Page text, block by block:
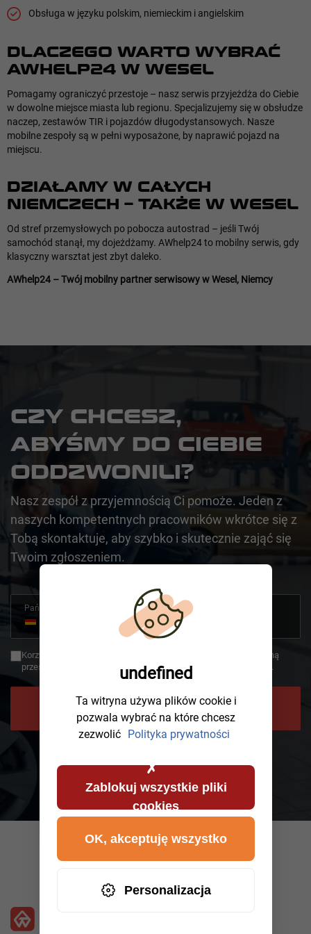
Obsługa w języku polskim, niemieckim i angielskim
DLACZEGO WARTO WYBRAĆ
AWHELP24 W WESEL
Pomagamy ograniczyć przestoje – nasz serwis przyjeżdża do Ciebie
w dowolne miejsce miasta lub regionu. Specjalizujemy się w obsłudze
naczep, zestawów TIR i pojazdów długodystansowych. Nasze
mobilne zespoły są w pełni wyposażone, by naprawić pojazd na
miejscu.
DZIAŁAMY W CAŁYCH
NIEMCZECH – TAKŻE W WESEL
Od stref przemysłowych po pobocza autostrad – jeśli Twój
samochód stanął, my dojeżdżamy. AWhelp24 to mobilny serwis, gdy
klasyczny warsztat jest zbyt daleko.
AWhelp24 – Twój mobilny partner serwisowy w Wesel, Niemcy
CZY CHCESZ,
ABYŚMY DO CIEBIE
ODDZWONILI?
Nasz zespół z przyjemnością Ci pomoże. Jeden z
naszych kompetentnych pracowników wkrótce się z
Tobą skontaktuje, aby szybko i skutecznie zająć się
Twoim zgłoszeniem.
Państwo
Germany
+49
Korzystając z oddzwonienia, zgadzasz się, że Twoje dane zostaną
przesłane do AWHelp i że zapoznałeś się z polityką prywatności.
POPROŚ O ODDZWONIENIE
undefined
Ta witryna używa plików cookie i
pozwala wybrać na które chcesz
zezwolić Polityka prywatności
Zablokuj wszystkie pliki
cookies
Personalizacja
OK, akceptuję wszystko